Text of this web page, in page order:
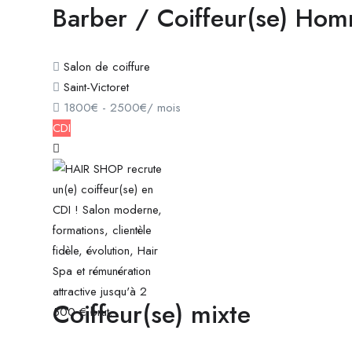
Barber / Coiffeur(se)
Salon de coiffure
Saint-Victoret
1800€ - 2500€/ mois
CDI
Coiffeur(se) mixte